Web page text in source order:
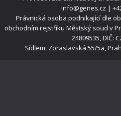
info@genes.cz |
Právnická osoba podnikající dle
obchodním rejstříku Městský soud v
24809535, DIČ:
Sídlem: Zbraslavská 55/5a,